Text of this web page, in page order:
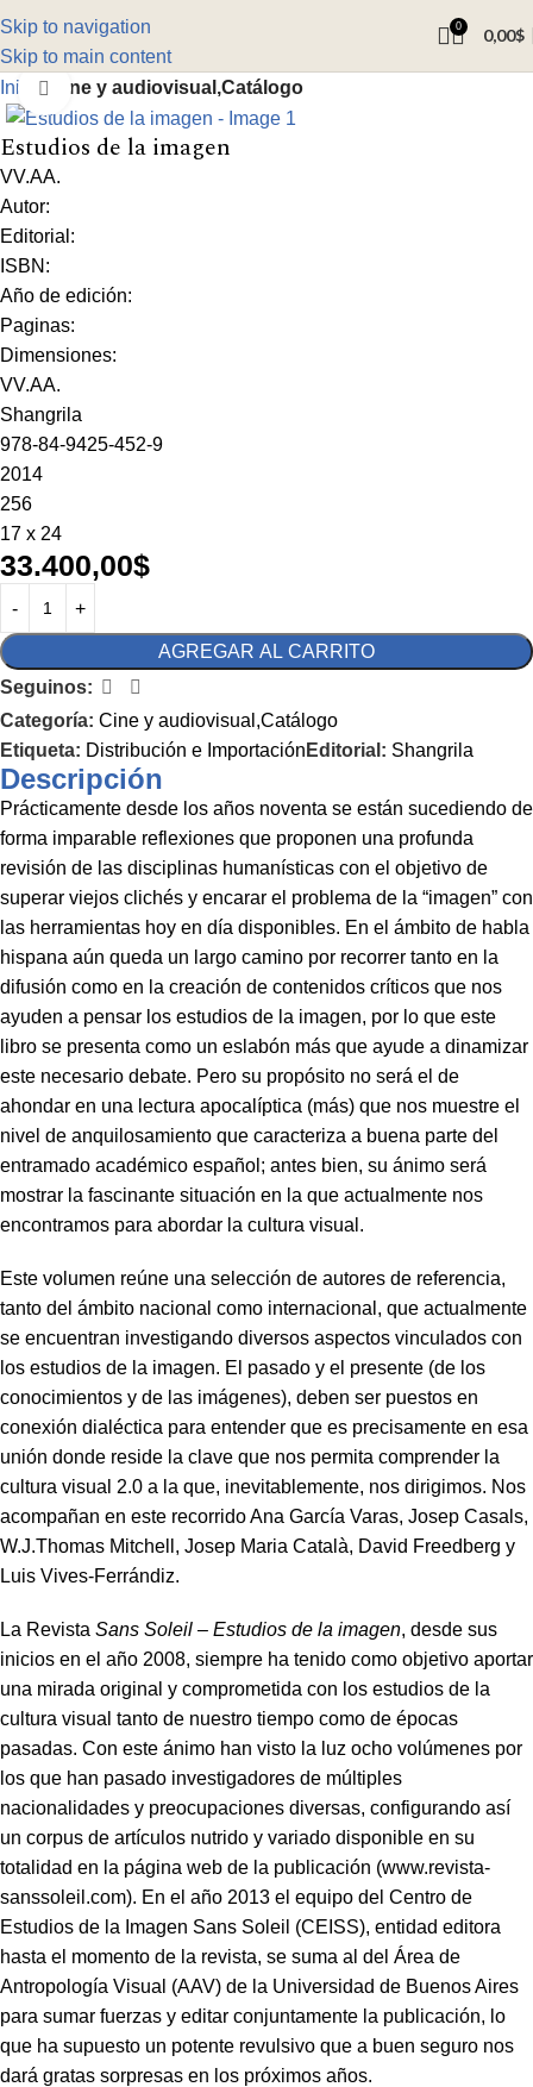
Skip to navigation
Skip to main content
0 0,00$
Inicio Cine y audiovisual,Catálogo
Click to enlarge
Estudios de la imagen
VV.AA.
Autor:
Editorial:
ISBN:
Año de edición:
Paginas:
Dimensiones:
VV.AA.
Shangrila
978-84-9425-452-9
2014
256
17 x 24
33.400,00$
AGREGAR AL CARRITO
Seguinos:
Categoría: Cine y audiovisual,Catálogo
Etiqueta: Distribución e Importación Editorial: Shangrila
Descripción
Prácticamente desde los años noventa se están sucediendo de
forma imparable reflexiones que proponen una profunda
revisión de las disciplinas humanísticas con el objetivo de
superar viejos clichés y encarar el problema de la “imagen” con
las herramientas hoy en día disponibles. En el ámbito de habla
hispana aún queda un largo camino por recorrer tanto en la
difusión como en la creación de contenidos críticos que nos
ayuden a pensar los estudios de la imagen, por lo que este
libro se presenta como un eslabón más que ayude a dinamizar
este necesario debate. Pero su propósito no será el de
ahondar en una lectura apocalíptica (más) que nos muestre el
nivel de anquilosamiento que caracteriza a buena parte del
entramado académico español; antes bien, su ánimo será
mostrar la fascinante situación en la que actualmente nos
encontramos para abordar la cultura visual.
Este volumen reúne una selección de autores de referencia,
tanto del ámbito nacional como internacional, que actualmente
se encuentran investigando diversos aspectos vinculados con
los estudios de la imagen. El pasado y el presente (de los
conocimientos y de las imágenes), deben ser puestos en
conexión dialéctica para entender que es precisamente en esa
unión donde reside la clave que nos permita comprender la
cultura visual 2.0 a la que, inevitablemente, nos dirigimos. Nos
acompañan en este recorrido Ana García Varas, Josep Casals,
W.J.Thomas Mitchell, Josep Maria Català, David Freedberg y
Luis Vives-Ferrándiz.
La Revista Sans Soleil – Estudios de la imagen, desde sus
inicios en el año 2008, siempre ha tenido como objetivo aportar
una mirada original y comprometida con los estudios de la
cultura visual tanto de nuestro tiempo como de épocas
pasadas. Con este ánimo han visto la luz ocho volúmenes por
los que han pasado investigadores de múltiples
nacionalidades y preocupaciones diversas, configurando así
un corpus de artículos nutrido y variado disponible en su
totalidad en la página web de la publicación (www.revista-
sanssoleil.com). En el año 2013 el equipo del Centro de
Estudios de la Imagen Sans Soleil (CEISS), entidad editora
hasta el momento de la revista, se suma al del Área de
Antropología Visual (AAV) de la Universidad de Buenos Aires
para sumar fuerzas y editar conjuntamente la publicación, lo
que ha supuesto un potente revulsivo que a buen seguro nos
dará gratas sorpresas en los próximos años.